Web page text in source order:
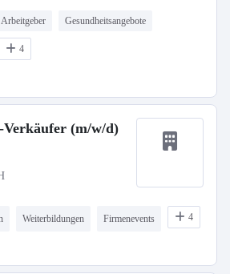
Gesundheitsangebote
4
Verkäufer (m/w/d)
Weiterbildungen Firmenevents 4